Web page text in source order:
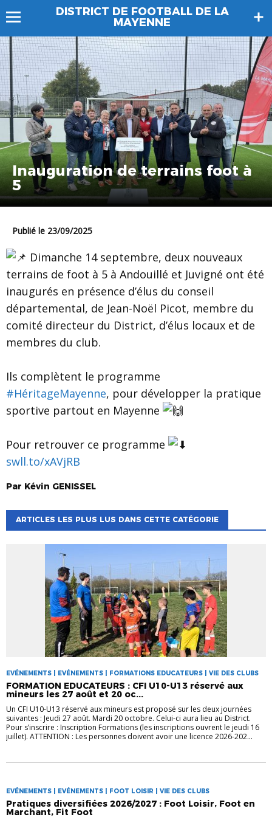
DISTRICT DE FOOTBALL DE LA
MAYENNE
Inauguration de terrains foot à
5
Publié le 23/09/2025
Dimanche 14 septembre, deux nouveaux
terrains de foot à 5 à Andouillé et Juvigné ont été
inaugurés en présence d’élus du conseil
départemental, de Jean-Noël Picot, membre du
comité directeur du District, d’élus locaux et de
membres du club.
Ils complètent le programme
#HéritageMayenne, pour développer la pratique
sportive partout en Mayenne
Pour retrouver ce programme
swll.to/xAVjRB
Par Kévin GENISSEL
ARTICLES LES PLUS LUS DANS CETTE CATÉGORIE
EVÉNEMENTS | EVÉNEMENTS | FORMATIONS EDUCATEURS | VIE DES CLUBS
FORMATION EDUCATEURS : CFI U10-U13 réservé aux
mineurs les 27 août et 20 oc...
Un CFI U10-U13 réservé aux mineurs est proposé sur les deux journées
suivantes : Jeudi 27 août. Mardi 20 octobre. Celui-ci aura lieu au District.
Pour s’inscrire : Inscription Formations (les inscriptions ouvrent le jeudi 16
juillet). ATTENTION : Les personnes doivent avoir une licence 2026-202...
EVÉNEMENTS | EVÉNEMENTS | FOOT LOISIR | VIE DES CLUBS
Pratiques diversifiées 2026/2027 : Foot Loisir, Foot en
Marchant, Fit Foot